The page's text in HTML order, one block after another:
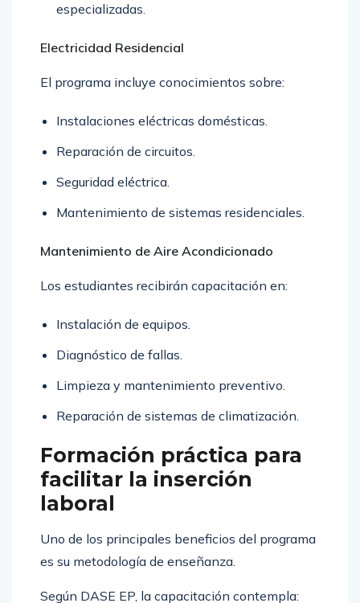
especializadas.
Electricidad Residencial
El programa incluye conocimientos sobre:
Instalaciones eléctricas domésticas.
Reparación de circuitos.
Seguridad eléctrica.
Mantenimiento de sistemas residenciales.
Mantenimiento de Aire Acondicionado
Los estudiantes recibirán capacitación en:
Instalación de equipos.
Diagnóstico de fallas.
Limpieza y mantenimiento preventivo.
Reparación de sistemas de climatización.
Formación práctica para
facilitar la inserción
laboral
Uno de los principales beneficios del programa
es su metodología de enseñanza.
Según DASE EP, la capacitación contempla: